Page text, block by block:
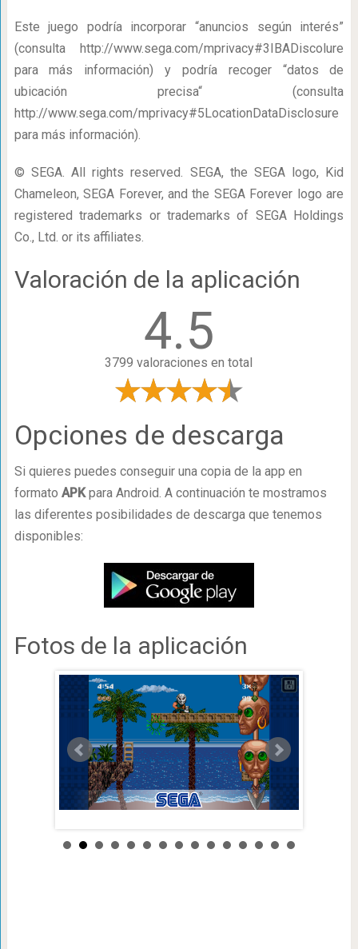
Este juego podría incorporar “anuncios según interés”
(consulta http://www.sega.com/mprivacy#3IBADiscolure
para más información) y podría recoger “datos de
ubicación precisa“ (consulta
http://www.sega.com/mprivacy#5LocationDataDisclosure
para más información).
© SEGA. All rights reserved. SEGA, the SEGA logo, Kid
Chameleon, SEGA Forever, and the SEGA Forever logo are
registered trademarks or trademarks of SEGA Holdings
Co., Ltd. or its affiliates.
Valoración de la aplicación
4.5
3799 valoraciones en total
Opciones de descarga
Si quieres puedes conseguir una copia de la app en
formato APKpara Android. A continuación te mostramos
las diferentes posibilidades de descarga que tenemos
disponibles:
Fotos de la aplicación